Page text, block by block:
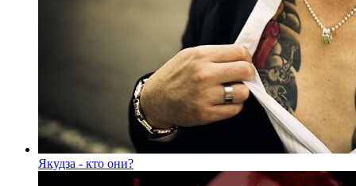
Якудза - кто они?